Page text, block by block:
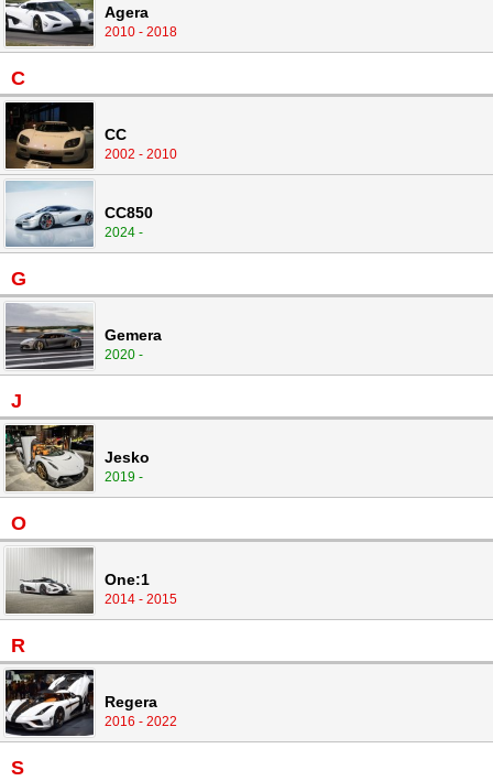
Agera
2010 - 2018
C
CC
2002 - 2010
CC850
2024 -
G
Gemera
2020 -
J
Jesko
2019 -
O
One:1
2014 - 2015
R
Regera
2016 - 2022
S